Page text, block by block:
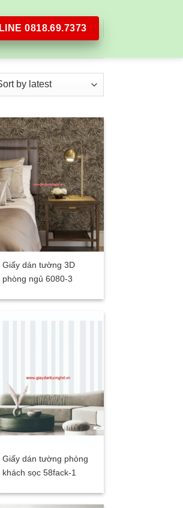
0818.69.7373
Giấy dán tường 3D
phòng ngủ 6080-3
Giấy dán tường phòng
khách sọc 58fack-1